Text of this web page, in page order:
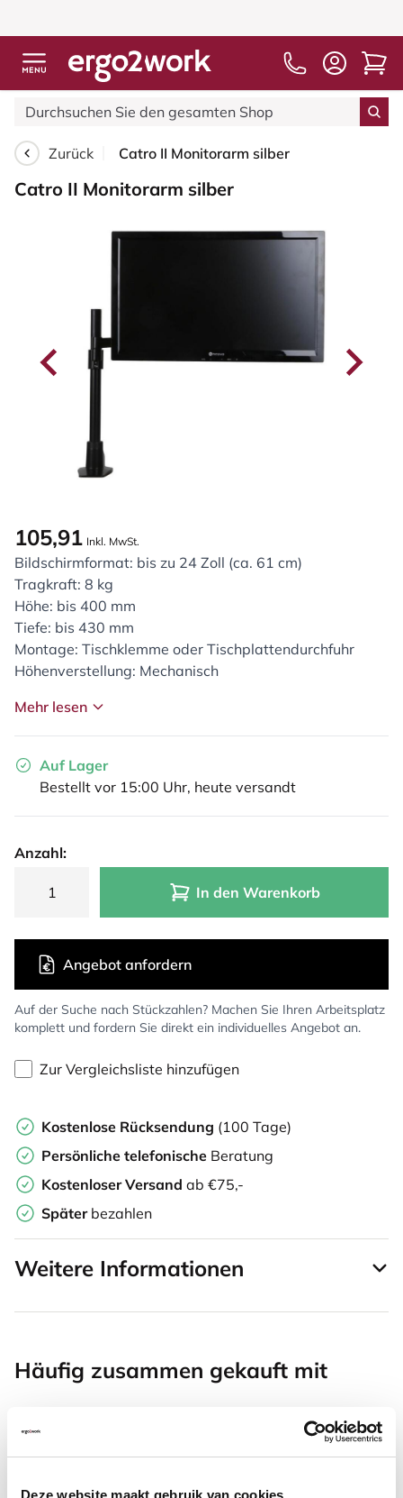
Deze website maakt gebruik van cookies
Zurück Catro II Monitorarm silber
Catro II Monitorarm silber
105,91 Inkl. MwSt.
Bildschirmformat: bis zu 24 Zoll (ca. 61 cm)
Tragkraft: 8 kg
Höhe: bis 400 mm
Tiefe: bis 430 mm
Montage: Tischklemme oder Tischplattendurchfuhr
Höhenverstellung: Mechanisch
Mehr lesen
Auf Lager
Bestellt vor 15:00 Uhr, heute versandt
Anzahl:
In den Warenkorb
Auf der Suche nach Stückzahlen? Machen Sie Ihren Arbeitsplatz
komplett und fordern Sie direkt ein individuelles Angebot an.
Angebot anfordern
Zur Vergleichsliste hinzufügen
Kostenlose Rücksendung (100 Tage)
Persönliche telefonische Beratung
Kostenloser Versand ab €75,-
Später bezahlen
Weitere Informationen
Häufig zusammen gekauft mit
SRM Evolution vertikale
Maus rechtshändig kabellos